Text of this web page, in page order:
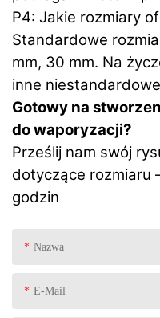
P4: Jakie rozmiary
Standardowe
mm, 30 mm. Na
inne
Gotowy na
do waporyzacji?
Prześlij nam swój
dotyczące rozmiaru
godzin
Nazwa
E-Mail